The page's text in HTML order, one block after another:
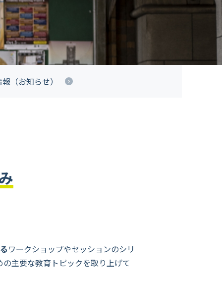
（お知らせ）
ワークショップやセッションのシリ
主要な教育トピックを取り上げて